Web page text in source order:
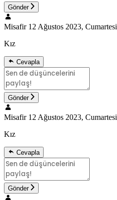
Gönder
Misafir 12 Ağustos 2023, Cumartesi
Kız
Cevapla
Gönder
Misafir 12 Ağustos 2023, Cumartesi
Kız
Cevapla
Gönder